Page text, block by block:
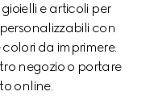
gioielli e articoli per
con
da imprimere.
negozio o portare
online.